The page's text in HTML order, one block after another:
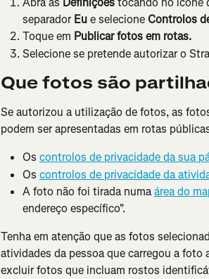
separador Eu e selecione Controlos
Toque em Publicar fotos em rotas.
Selecione se pretende autorizar o
Que fotos são
Se autorizou a utilização de fotos, as
podem ser apresentadas em rotas
Os controlos de privacidade da sua
Os controlos de privacidade da
A foto não foi tirada numa área do
endereço específico".
Tenha em atenção que as fotos
atividades da pessoa que carregou a
excluir fotos que incluam rostos